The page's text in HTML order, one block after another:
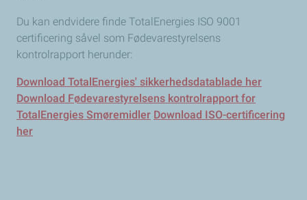
Du kan endvidere finde TotalEnergies ISO 9001
certificering såvel som Fødevarestyrelsens
kontrolrapport herunder:
Download TotalEnergies' sikkerhedsdatablade her
Download Fødevarestyrelsens kontrolrapport for
TotalEnergies Smøremidler Download ISO-certificering
her